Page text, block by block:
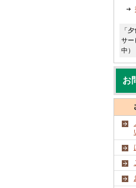
「
サー
中）
お